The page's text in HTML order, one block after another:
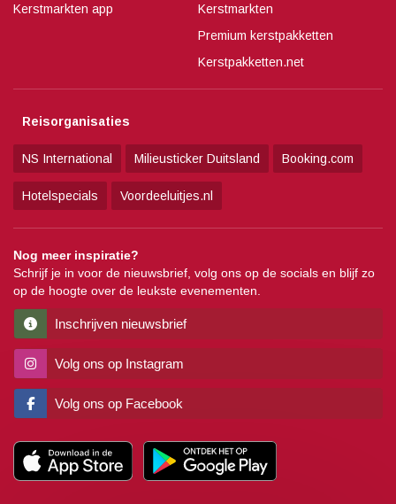
Kerstmarkten app
Kerstmarkten
Premium kerstpakketten
Kerstpakketten.net
Reisorganisaties
NS International Milieusticker Duitsland Booking.com
Hotelspecials Voordeeluitjes.nl
Nog meer inspiratie?
Schrijf je in voor de nieuwsbrief, volg ons op de socials en blijf zo
op de hoogte over de leukste evenementen.
Inschrijven nieuwsbrief
Volg ons op Instagram
Volg ons op Facebook